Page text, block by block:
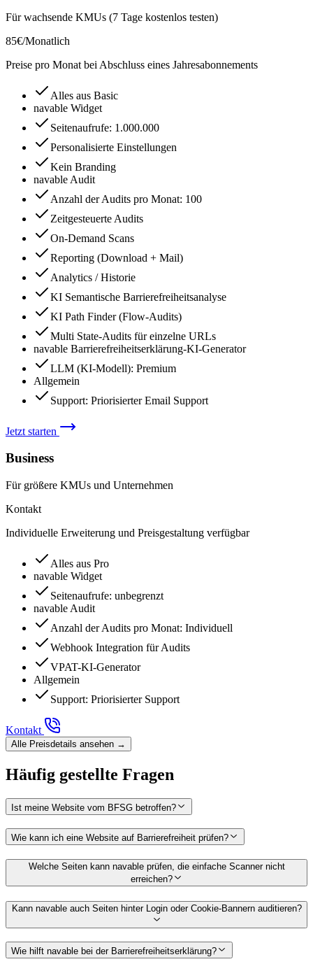
Für wachsende KMUs (7 Tage kostenlos testen)
85€/Monatlich
Preise pro Monat bei Abschluss eines Jahresabonnements
Alles aus Basic
navable Widget
Seitenaufrufe: 1.000.000
Personalisierte Einstellungen
Kein Branding
navable Audit
Anzahl der Audits pro Monat: 100
Zeitgesteuerte Audits
On-Demand Scans
Reporting (Download + Mail)
Analytics / Historie
KI Semantische Barrierefreiheitsanalyse
KI Path Finder (Flow-Audits)
Multi State-Audits für einzelne URLs
navable Barrierefreiheitserklärung-KI-Generator
LLM (KI-Modell): Premium
Allgemein
Support: Priorisierter Email Support
Jetzt starten
Business
Für größere KMUs und Unternehmen
Kontakt
Individuelle Erweiterung und Preisgestaltung verfügbar
Alles aus Pro
navable Widget
Seitenaufrufe: unbegrenzt
navable Audit
Anzahl der Audits pro Monat: Individuell
Webhook Integration für Audits
VPAT-KI-Generator
Allgemein
Support: Priorisierter Support
Kontakt
Alle Preisdetails ansehen →
Häufig gestellte Fragen
Ist meine Website vom BFSG betroffen?
Wie kann ich eine Website auf Barrierefreiheit prüfen?
Welche Seiten kann navable prüfen, die einfache Scanner nicht
erreichen?
Kann navable auch Seiten hinter Login oder Cookie-Bannern auditieren?
Wie hilft navable bei der Barrierefreiheitserklärung?